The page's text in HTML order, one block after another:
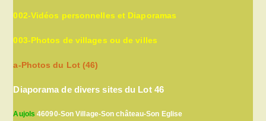
002-Vidéos personnelles et Diaporamas
003-Photos de villages ou de villes
a-Photos du Lot (46)
Diaporama de divers sites du Lot 46
Aujols 46090-Son Village-Son château-Son Eglise